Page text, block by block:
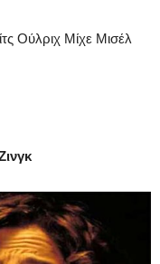
Ούλριχ Μίχε Μισέλ